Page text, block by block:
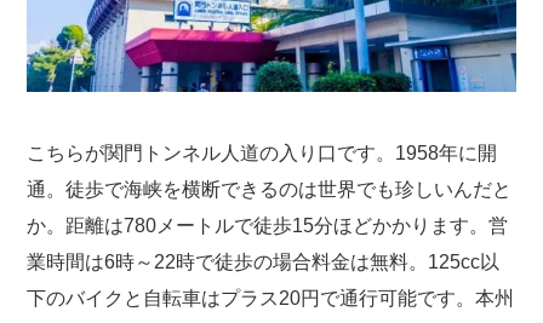
こちらが関門トンネル人道の入り口です。1958年に開
通。徒歩で海峡を横断できるのは世界でも珍しいんだと
か。距離は780メートルで徒歩15分ほどかかります。営
業時間は6時～22時で徒歩の場合料金は無料。125cc以
下のバイクと自転車はプラス20円で通行可能です。本州